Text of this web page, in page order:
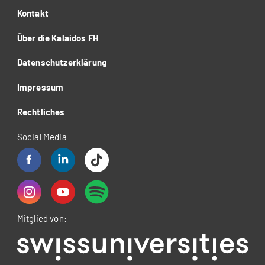
Kontakt
Über die Kalaidos FH
Datenschutzerklärung
Impressum
Rechtliches
Social Media
Mitglied von: